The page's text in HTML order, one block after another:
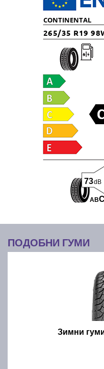
CONTINENTAL
265/35 R19
ABC
73dB
ПОДОБНИ ГУМИ
Зимни